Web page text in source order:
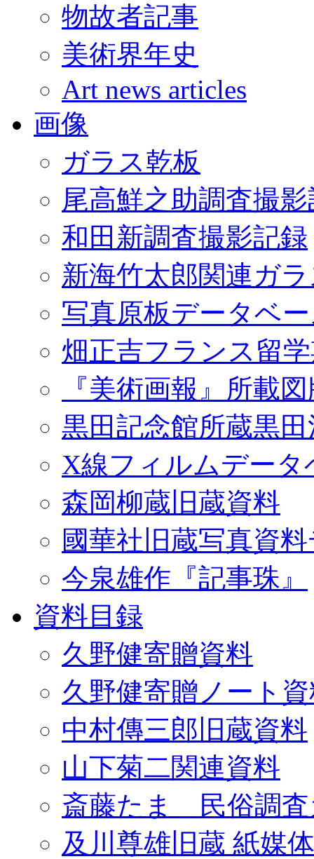
物故者記事
美術界年史
Art news articles
画像
ガラス乾板
尾高鮮之助調査撮
和田新調査撮影記録
新海竹太郎関連ガ
写真原板データベ
畑正吉フランス留
『美術画報』所載
黒田記念館所蔵黒
X線フィルムデータ
森岡柳蔵旧蔵資料
國華社旧蔵写真資
今泉雄作『記事珠』
資料目録
久野健寄贈資料
久野健寄贈ノート
中村傳三郎旧蔵資料
山下菊二関連資料
斎藤たま 民俗調査
及川尊雄旧蔵 紙媒